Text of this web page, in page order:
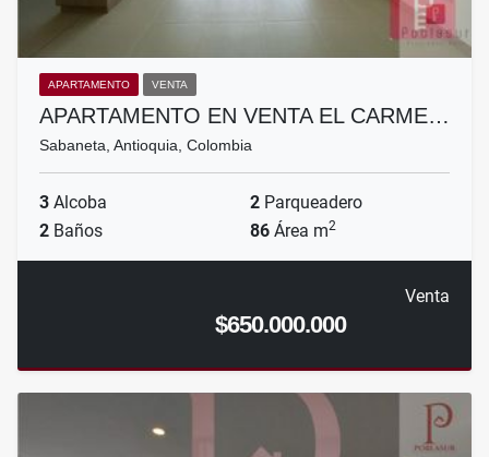
APARTAMENTO VENTA
APARTAMENTO EN VENTA EL CARME…
Sabaneta, Antioquia, Colombia
3 Alcoba 2 Parqueadero
2 Baños 86 Área m2
Venta
$650.000.000